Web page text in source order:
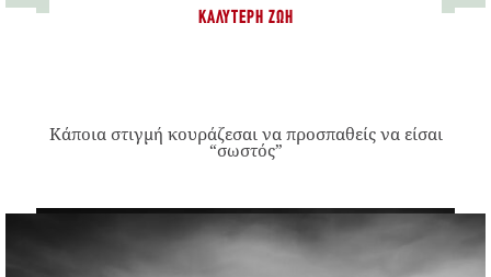
ΚΑΛΎΤΕΡΗ ΖΩΉ
Κάποια στιγμή κουράζεσαι να προσπαθείς να είσαι
“σωστός”